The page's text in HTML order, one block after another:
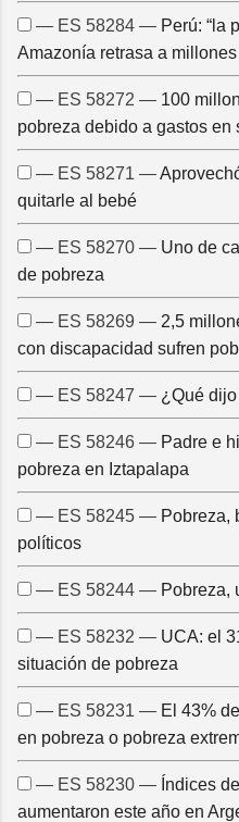
— ES 58284 — Perú: “la
Amazonía retrasa a millones
— ES 58272 — 100
pobreza debido a gastos en
— ES 58271 —
quitarle al bebé
— ES 58270 — Uno de
de pobreza
— ES 58269 — 2,5
con discapacidad sufren
— ES 58247 — ¿Qué
— ES 58246 — Padre e
pobreza en Iztapalapa
— ES 58245 — Pobreza,
políticos
— ES 58244 — Pobreza,
— ES 58232 — UCA: el
situación de pobreza
— ES 58231 — El 43%
en pobreza o pobreza
— ES 58230 — Índices
aumentaron este año en